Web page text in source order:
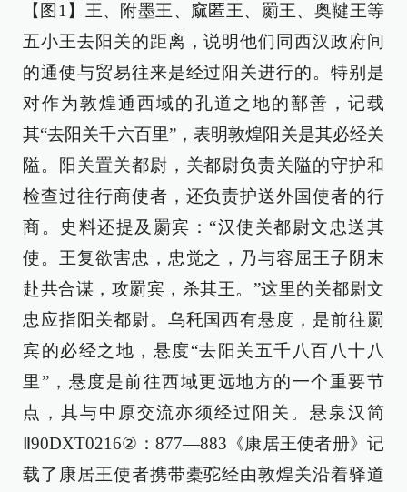
【图1】王、附墨王、窳匿王、罽王、奥鞬王等
五小王去阳关的距离，说明他们同西汉政府间
的通使与贸易往来是经过阳关进行的。特别是
对作为敦煌通西域的孔道之地的鄯善，记载
其“去阳关千六百里”，表明敦煌阳关是其必经关
隘。阳关置关都尉，关都尉负责关隘的守护和
检查过往行商使者，还负责护送外国使者的行
商。史料还提及罽宾：“汉使关都尉文忠送其
使。王复欲害忠，忠觉之，乃与容屈王子阴末
赴共合谋，攻罽宾，杀其王。”这里的关都尉文
忠应指阳关都尉。乌秅国西有悬度，是前往罽
宾的必经之地，悬度“去阳关五千八百八十八
里”，悬度是前往西域更远地方的一个重要节
点，其与中原交流亦须经过阳关。悬泉汉简
Ⅱ90DXT0216②：877—883《康居王使者册》记
载了康居王使者携带橐驼经由敦煌关沿着驿道